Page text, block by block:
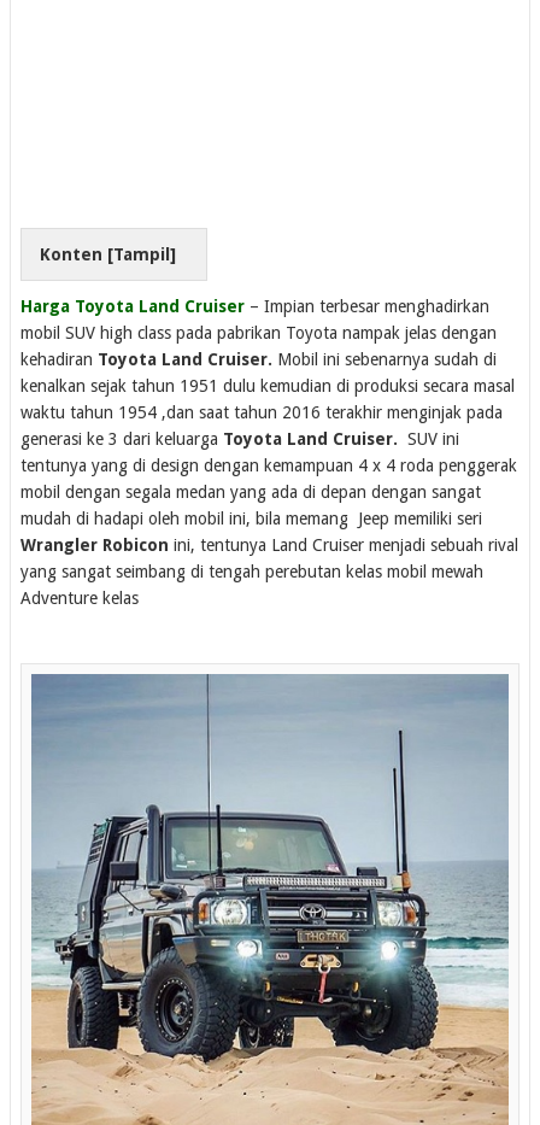
Konten [Tampil]
Harga Toyota Land Cruiser – Impian terbesar menghadirkan
mobil SUV high class pada pabrikan Toyota nampak jelas dengan
kehadiran Toyota Land Cruiser. Mobil ini sebenarnya sudah di
kenalkan sejak tahun 1951 dulu kemudian di produksi secara masal
waktu tahun 1954 ,dan saat tahun 2016 terakhir menginjak pada
generasi ke 3 dari keluarga Toyota Land Cruiser. SUV ini
tentunya yang di design dengan kemampuan 4 x 4 roda penggerak
mobil dengan segala medan yang ada di depan dengan sangat
mudah di hadapi oleh mobil ini, bila memang Jeep memiliki seri
Wrangler Robicon ini, tentunya Land Cruiser menjadi sebuah rival
yang sangat seimbang di tengah perebutan kelas mobil mewah
Adventure kelas